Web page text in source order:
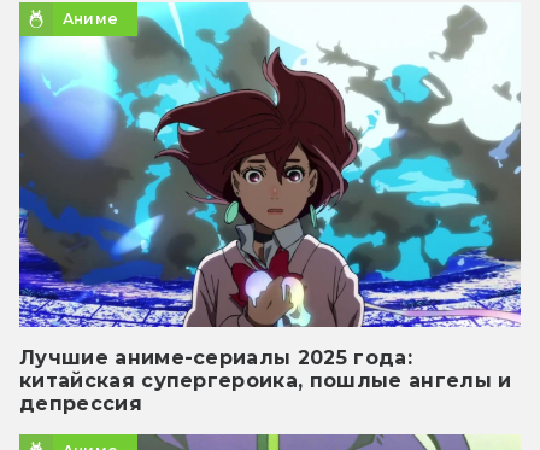
Аниме
Лучшие аниме-сериалы 2025 года:
китайская супергероика, пошлые ангелы и
депрессия